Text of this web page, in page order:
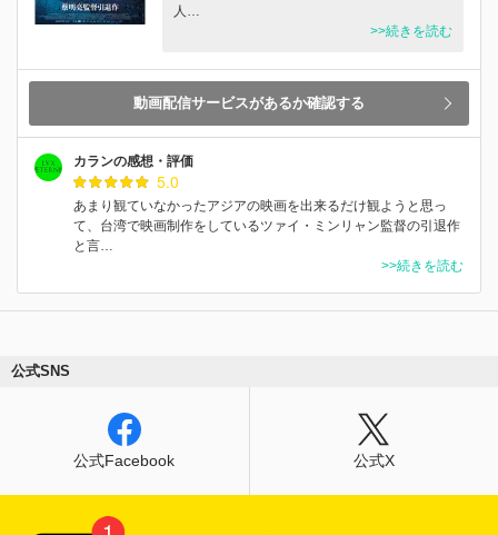
人…
>>続きを読む
動画配信サービスがあるか確認する
カランの感想・評価
5.0
あまり観ていなかったアジアの映画を出来るだけ観ようと思っ
て、台湾で映画制作をしているツァイ・ミンリャン監督の引退作
と言…
>>続きを読む
公式SNS
公式Facebook 公式X